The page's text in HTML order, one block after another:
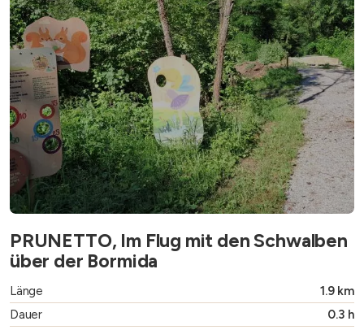
PRUNETTO, Im Flug mit den Schwalben
über der Bormida
Länge
1.9 km
Dauer
0.3 h